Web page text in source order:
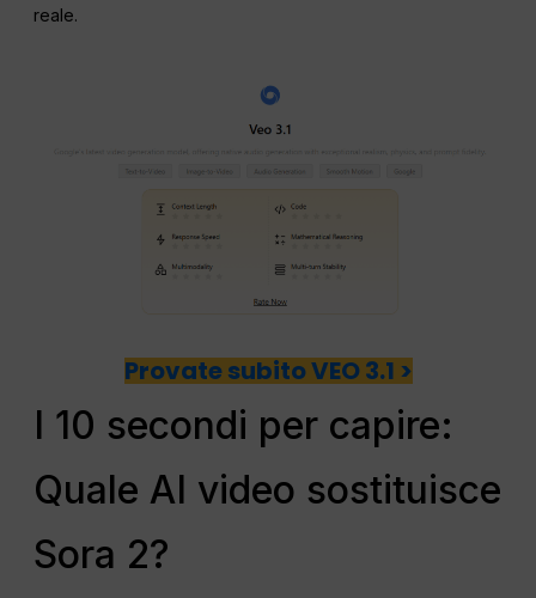
reale.
Provate subito VEO 3.1 >
I 10 secondi per capire:
Quale AI video sostituisce
Sora 2?